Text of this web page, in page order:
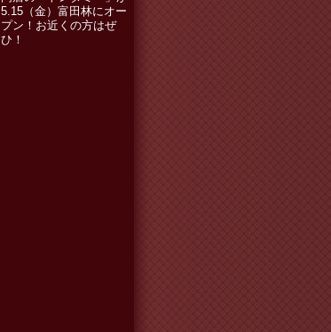
5.15（金）富田林にオー
プン！お近くの方はぜ
ひ！